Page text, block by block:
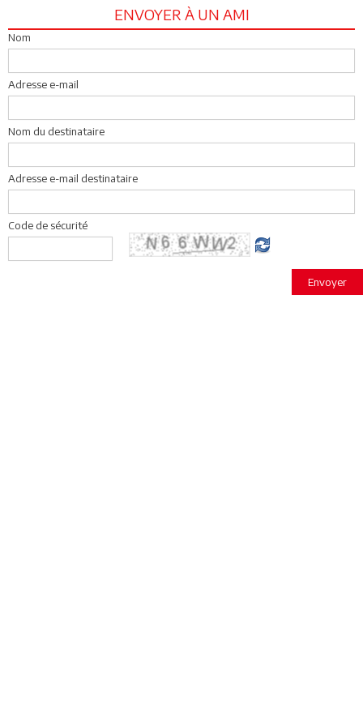
ENVOYER À UN AMI
Nom
Adresse e-mail
Nom du destinataire
Adresse e-mail destinataire
Code de sécurité
Envoyer